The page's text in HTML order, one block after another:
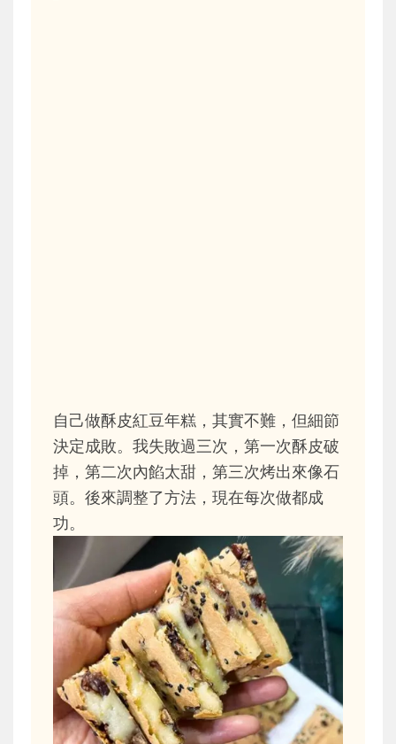
自己做酥皮紅豆年糕，其實不難，但細節
決定成敗。我失敗過三次，第一次酥皮破
掉，第二次內餡太甜，第三次烤出來像石
頭。後來調整了方法，現在每次做都成
功。